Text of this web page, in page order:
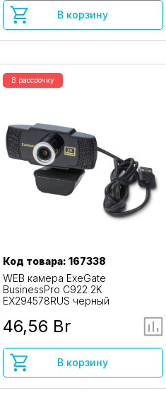
В корзину
В рассрочку
Код товара: 167338
WEB камера ExeGate
BusinessPro C922 2K
EX294578RUS черный
46,56 Br
В корзину